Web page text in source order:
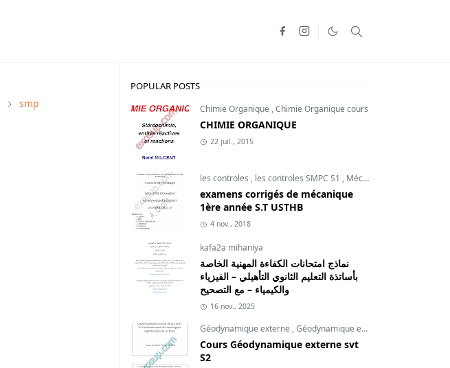
smp
POPULAR POSTS
Chimie Organique ,Chimie Organique cours
CHIMIE ORGANIQUE
22 juil., 2015
les controles , les controles SMPC S1 , Mécanique du point
examens corrigés de mécanique
1ère année S.T USTHB
4 nov., 2018
kafa2a mihaniya
نماذج امتحانات الكفاءة المهنية الخاصة
بأساتذة التعليم الثانوي التأهيلي – الفيزياء
والكيمياء – مع التصحيح
16 nov., 2025
Géodynamique externe ,Géodynamique externe cours
Cours Géodynamique externe svt
S2